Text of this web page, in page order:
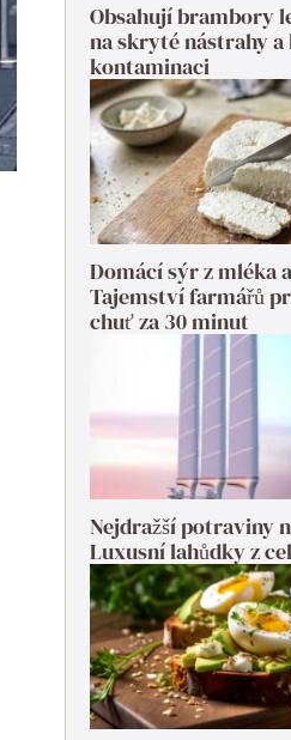
Obsahují brambory
na skryté nástrahy
kontaminaci
Domácí sýr z mléka
Tajemství farmářů
chuť za 30 minut
Nejdražší potraviny
Luxusní lahůdky z